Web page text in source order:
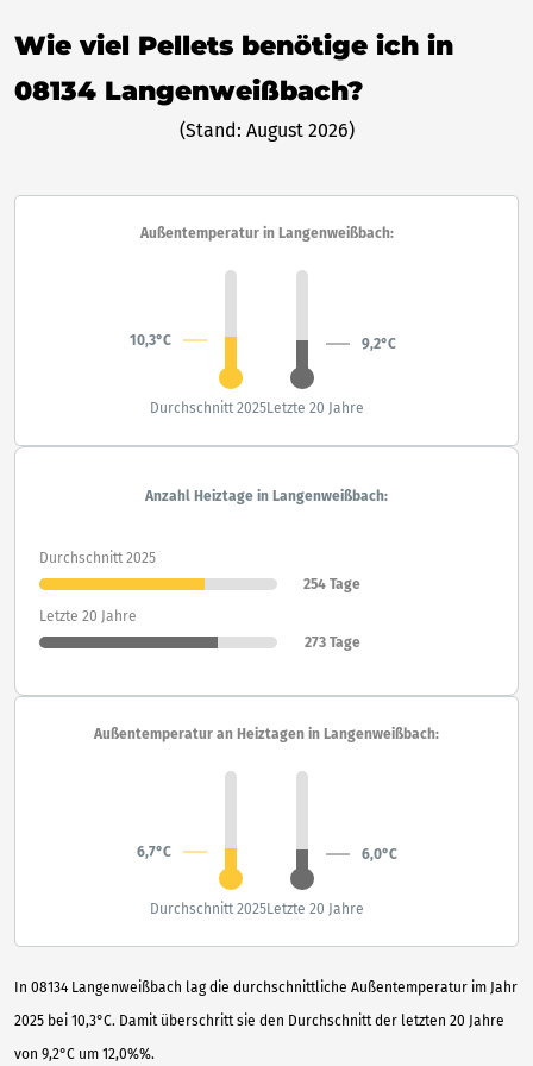
Wie viel Pellets benötige ich in
08134 Langenweißbach?
(Stand: August 2026)
In 08134 Langenweißbach lag die durchschnittliche Außentemperatur im Jahr
2025 bei 10,3°C. Damit überschritt sie den Durchschnitt der letzten 20 Jahre
von 9,2°C um 12,0%%.
Außentemperatur in Langenweißbach:
10,3°C 9,2°C
Durchschnitt 2025Letzte 20 Jahre
Anzahl Heiztage in Langenweißbach:
Durchschnitt 2025
254 Tage
Letzte 20 Jahre
273 Tage
Außentemperatur an Heiztagen in Langenweißbach:
6,7°C 6,0°C
Durchschnitt 2025Letzte 20 Jahre